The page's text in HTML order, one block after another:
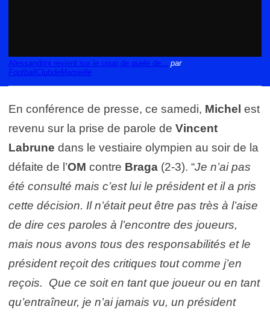
Alessandrini revient sur le coup de guele de... par
FootballClubdeMarseille
En conférence de presse, ce samedi, Michel est
revenu sur la prise de parole de Vincent
Labrune dans le vestiaire olympien au soir de la
défaite de l’OM contre Braga (2-3). “Je n’ai pas
été consulté mais c’est lui le président et il a pris
cette décision. Il n’était peut être pas très à l’aise
de dire ces paroles à l’encontre des joueurs,
mais nous avons tous des responsabilités et le
président reçoit des critiques tout comme j’en
reçois. Que ce soit en tant que joueur ou en tant
qu’entraîneur, je n’ai jamais vu, un président